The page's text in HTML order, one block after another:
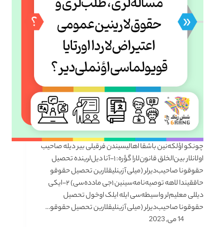
چونکو اؤلکه‌نین باشقا اهالیسیندن فرقیلی بیر دیله صاحیب
اولانلار بین‌الخلق قانون‌لارا گؤره: ۱-آنا دیل‌لرینده تحصیل
حقوقونا صاحیب‌دیرلر (میلی آزینلیقلارین تحصیل حقوقو
حاققیندا لاهه توصیه‌نامه‌سینین ۱جی مادده‌سی) ۲-ایکی
دیللی معلیم‌لر واسیطه‌سی ایله ایلک اوخول تحصیل
حقوقونا صاحیب‌دیرلر (میلی آزینلیقلارین تحصیل حقوقو…
14 می, 2023